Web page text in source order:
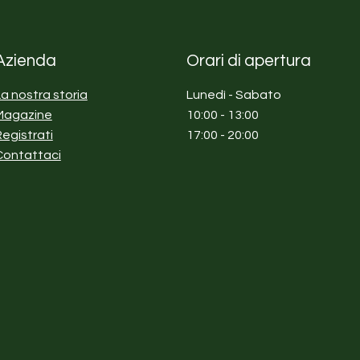
nostra storia
Orari di apertura
Lunedì - Sabato
10:00 - 13:00
17:00 - 20:00